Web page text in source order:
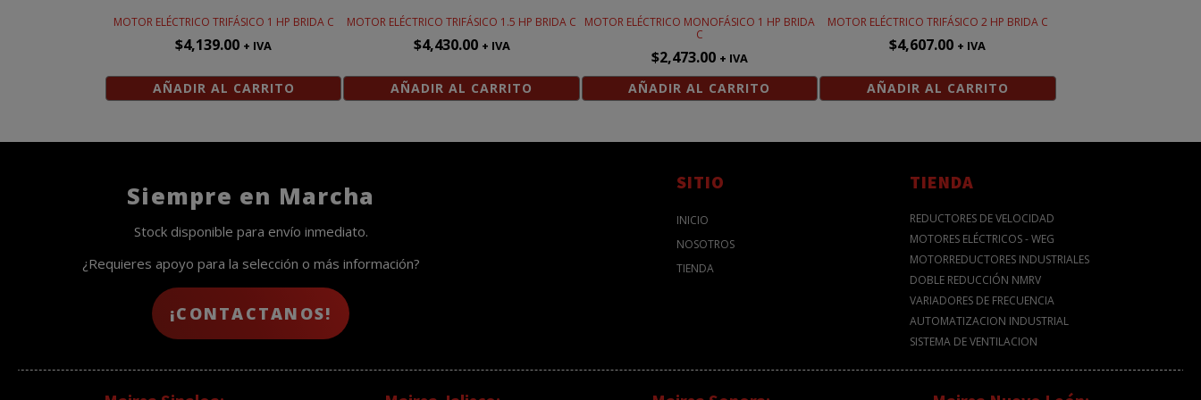
MOTOR ELÉCTRICO TRIFÁSICO 1 HP BRIDA C
$4,139.00 + IVA
AÑADIR AL CARRITO
MOTOR ELÉCTRICO TRIFÁSICO 1.5 HP BRIDA C
$4,430.00 + IVA
AÑADIR AL CARRITO
MOTOR ELÉCTRICO MONOFÁSICO 1 HP BRIDA
C
$2,473.00 + IVA
AÑADIR AL CARRITO
MOTOR ELÉCTRICO TRIFÁSICO 2 HP BRIDA C
$4,607.00 + IVA
AÑADIR AL CARRITO
Siempre en Marcha
Stock disponible para envío inmediato.
¿Requieres apoyo para la selección o más información?
¡CONTACTANOS!
SITIO
INICIO
NOSOTROS
TIENDA
TIENDA
REDUCTORES DE VELOCIDAD
MOTORES ELÉCTRICOS - WEG
MOTORREDUCTORES INDUSTRIALES
DOBLE REDUCCIÓN NMRV
VARIADORES DE FRECUENCIA
AUTOMATIZACION INDUSTRIAL
SISTEMA DE VENTILACION